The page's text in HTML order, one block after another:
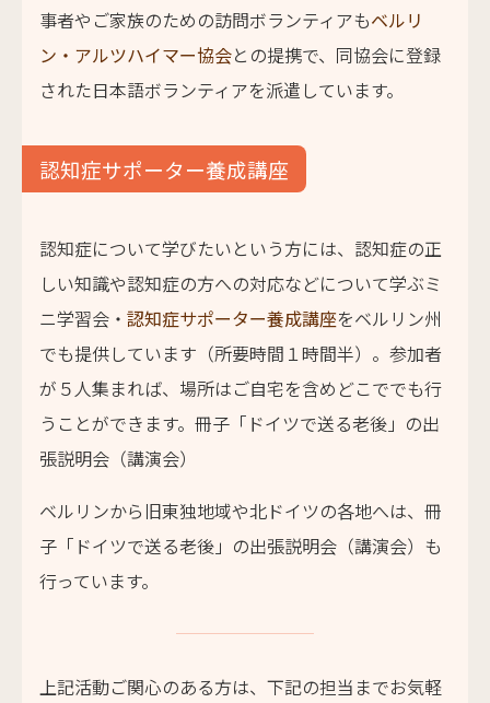
事者やご家族のための訪問ボランティアもベルリ
ン・アルツハイマー協会との提携で、同協会に登録
された日本語ボランティアを派遣しています。
認知症サポーター養成講座
認知症について学びたいという方には、認知症の正
しい知識や認知症の方への対応などについて学ぶミ
ニ学習会・ 認知症サポーター養成講座をベルリン州
でも提供しています（所要時間１時間半）。参加者
が５人集まれば、場所はご自宅を含めどこででも行
うことができます。冊子「ドイツで送る老後」の出
張説明会（講演会）
ベルリンから旧東独地域や北ドイツの各地へは、冊
子「ドイツで送る老後」の出張説明会（講演会）も
行っています。
上記活動ご関心のある方は、下記の担当までお気軽